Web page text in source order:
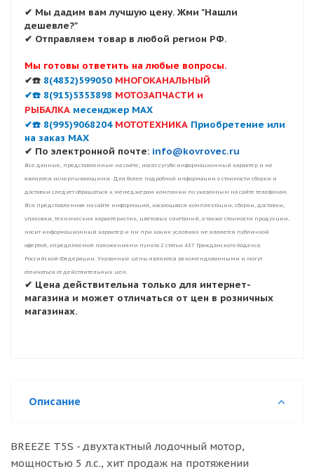
✔ Мы дадим вам лучшую цену. Жми "Нашли
дешевле?"
✔ Отправляем товар в любой регион РФ.
Мы готовы ответить на любые вопросы.
✔☎️ 8(4832)599050 МНОГОКАНАЛЬНЫЙ
✔☎️ 8(915)5353898 МОТОЗАПЧАСТИ и
РЫБАЛКА месенджер MAX
✔☎️ 8(995)9068204 МОТОТЕХНИКА Приобретение или
на заказ MAX
✔ По электронной почте: info@kovrovec.ru
Все данные, представленные на сайте, носят сугубо информационный характер и не
являются исчерпывающими. Для более подробной информации о стоимости сборки и
доставки следует обращаться к менеджерам компании по указанным на сайте телефонам.
Вся представленная на сайте информация, касающаяся комплектации, сборки, доставки,
упаковки, технических характеристик, цветовых сочетаний, а также стоимости продукции,
носит информационный характер и ни при каких условиях не является публичной
офертой, определяемой положениями пункта 2 статьи 437 Гражданского Кодекса
Российской Федерации. Указанные цены являются рекомендованными и могут
отличаться от действительных цен.
✔ Цена действительна только для интернет-
магазина и может отличаться от цен в розничных
магазинах.
Описание
BREEZE T5S - двухтактный лодочный мотор,
мощностью 5 л.с., хит продаж на протяжении